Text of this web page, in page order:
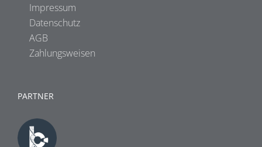
Impressum
Datenschutz
AGB
Zahlungsweisen
PARTNER